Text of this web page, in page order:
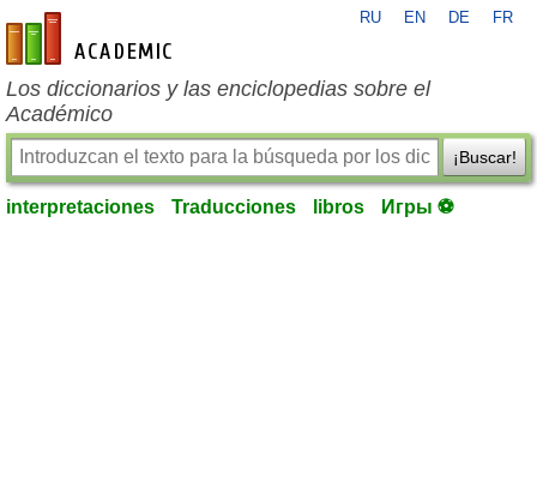
es-academic.com
RU EN DE FR
Los diccionarios y las enciclopedias sobre el
Académico
¡Buscar!
interpretaciones Traducciones libros Игры ⚽